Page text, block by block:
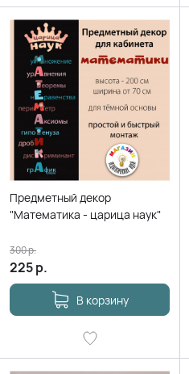
Предметный декор
"Математика - царица наук"
225р.
300р.
В корзину